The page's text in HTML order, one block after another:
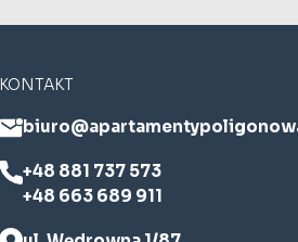
KONTAKT
+48 881 737 573
+48 663 689 911